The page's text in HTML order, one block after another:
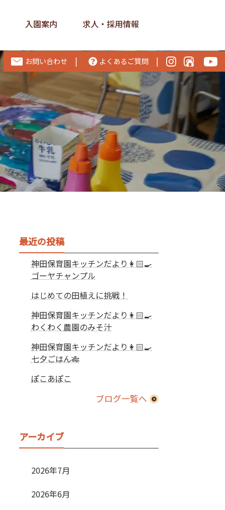
入園案内 求人・採用情報
お問い合わせ | よくあるご質問 |
最近の投稿
神田保育園キッチンだより👩🏻‍🍳
ゴーヤチャンプル
はじめての田植えに挑戦！
神田保育園キッチンだより👩🏻‍🍳
わくわく農園のみそ汁
神田保育園キッチンだより👩🏻‍🍳
七夕ごはん🎋
ぽこあぽこ
ブログ一覧へ
アーカイブ
2026年7月
2026年6月